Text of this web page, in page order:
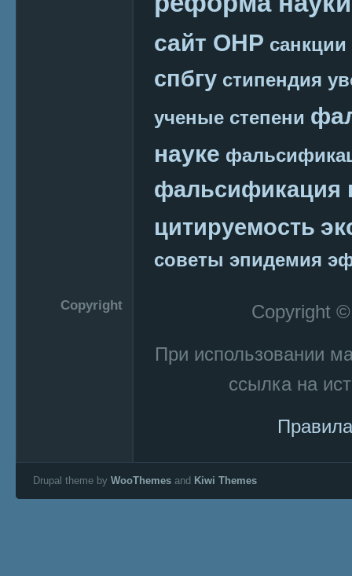
сайт ОНР санкции
спбгу стипендия
ученые степени
науке
фальсификация
цитируемость
советы эпидемия
Copyright
Copyright
При использовании
ссылка на
Drupal theme by WooThemes and Kiwi Themes